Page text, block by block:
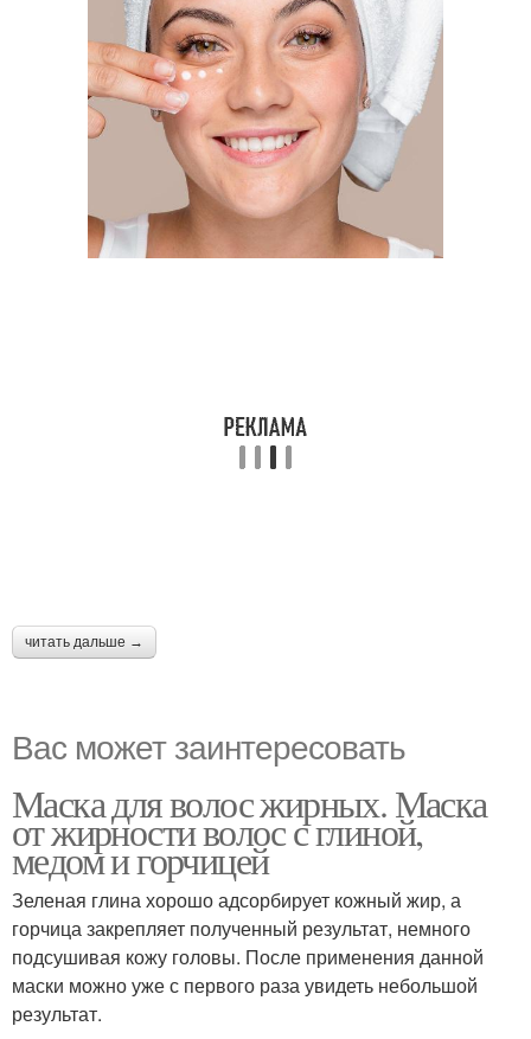
читать дальше →
Вас может заинтересовать
Маска для волос жирных. Маска
от жирности волос с глиной,
медом и горчицей
Зеленая глина хорошо адсорбирует кожный жир, а
горчица закрепляет полученный результат, немного
подсушивая кожу головы. После применения данной
маски можно уже с первого раза увидеть небольшой
результат.